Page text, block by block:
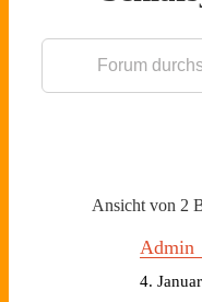
Ansicht von 2
Admin
4.